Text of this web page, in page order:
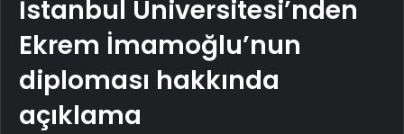
İstanbul Üniversitesi’nden
Ekrem İmamoğlu’nun
diploması hakkında
açıklama